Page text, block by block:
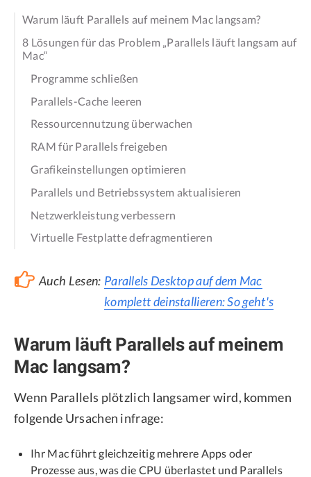
Warum läuft Parallels auf meinem Mac langsam?
8 Lösungen für das Problem „Parallels läuft langsam auf
Mac“
Programme schließen
Parallels-Cache leeren
Ressourcennutzung überwachen
RAM für Parallels freigeben
Grafikeinstellungen optimieren
Parallels und Betriebssystem aktualisieren
Netzwerkleistung verbessern
Virtuelle Festplatte defragmentieren
Auch Lesen: Parallels Desktop auf dem Mac
komplett deinstallieren: So geht's
Warum läuft Parallels auf meinem
Mac langsam?
Wenn Parallels plötzlich langsamer wird, kommen
folgende Ursachen infrage:
Ihr Mac führt gleichzeitig mehrere Apps oder
Prozesse aus, was die CPU überlastet und Parallels